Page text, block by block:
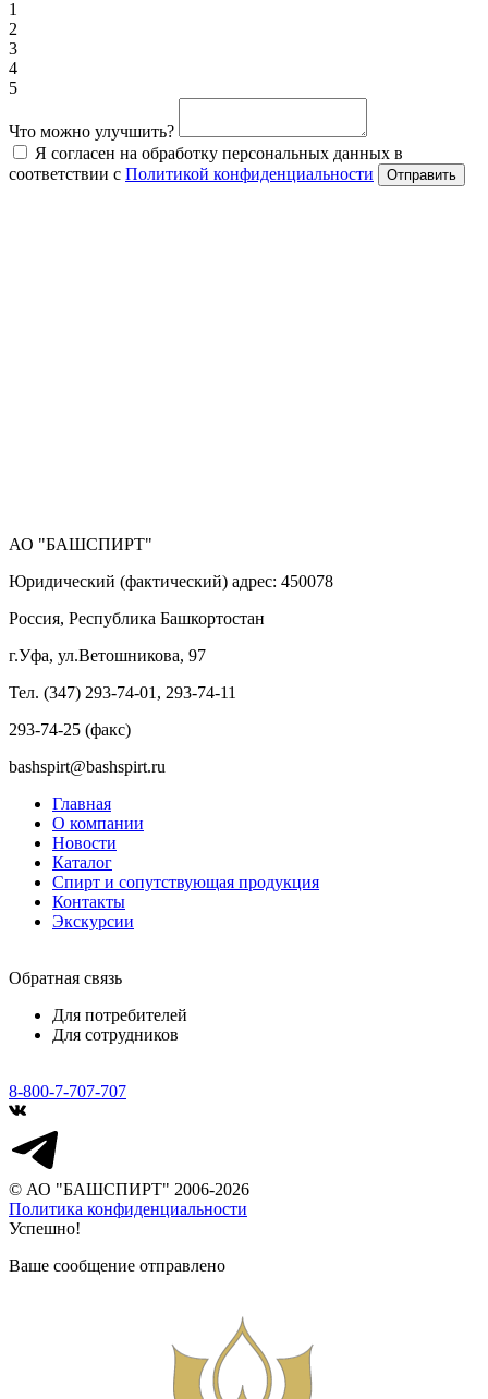
1
2
3
4
5
Что можно улучшить?
Я согласен на обработку персональных данных в
соответствии с Политикой конфиденциальности Отправить
АО "БАШСПИРТ"
Юридический (фактический) адрес: 450078
Россия, Республика Башкортостан
г.Уфа, ул.Ветошникова, 97
Тел. (347) 293-74-01, 293-74-11
293-74-25 (факс)
bashspirt@bashspirt.ru
Главная
О компании
Новости
Каталог
Спирт и сопутствующая продукция
Контакты
Экскурсии
Обратная связь
Для потребителей
Для сотрудников
8-800-7-707-707
© АО "БАШСПИРТ" 2006-2026
Политика конфиденциальности
Успешно!
Ваше сообщение отправлено